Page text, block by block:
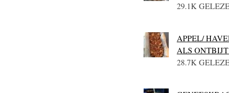
29.1K
APPEL/
ALS
28.7K